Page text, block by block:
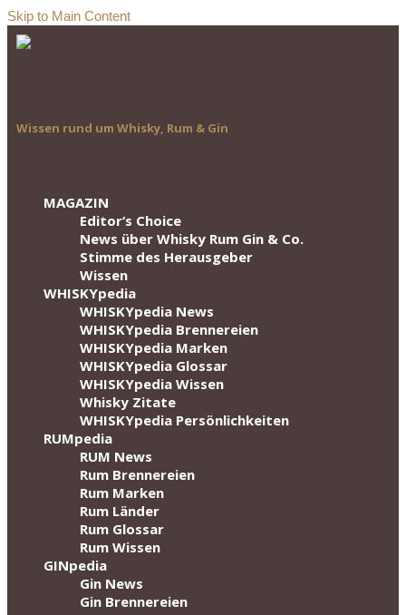
Skip to Main Content
Wissen rund um Whisky, Rum & Gin
MAGAZIN
Editor‘s Choice
News über Whisky Rum Gin & Co.
Stimme des Herausgeber
Wissen
WHISKYpedia
WHISKYpedia News
WHISKYpedia Brennereien
WHISKYpedia Marken
WHISKYpedia Glossar
WHISKYpedia Wissen
Whisky Zitate
WHISKYpedia Persönlichkeiten
RUMpedia
RUM News
Rum Brennereien
Rum Marken
Rum Länder
Rum Glossar
Rum Wissen
GINpedia
Gin News
Gin Brennereien